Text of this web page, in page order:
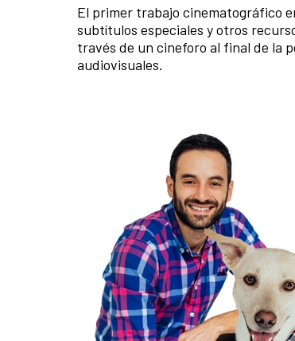
El primer trabajo cinematográfico
subtítulos especiales y otros
través de un cineforo al final de la
audiovisuales.